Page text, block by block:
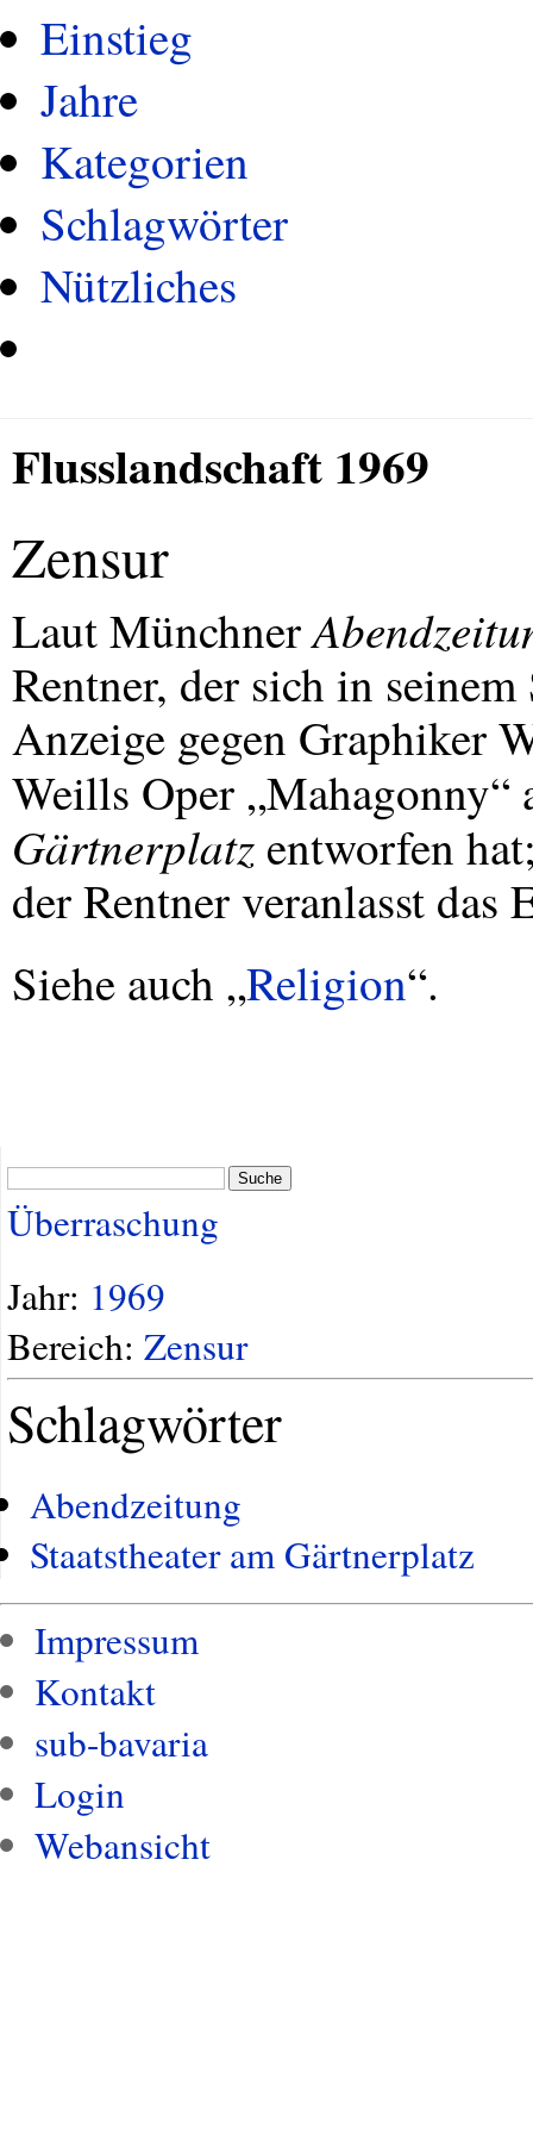
Einstieg
Jahre
Kategorien
Schlagwörter
Nützliches
Flusslandschaft 1969
Zensur
Laut Münchner
Rentner, der sich in
Anzeige gegen Graphiker
Weills Oper „Mahagonny“
Gärtnerplatz entworfen
der Rentner veranlasst das
Siehe auch „Religion“.
Suche
Überraschung
Jahr: 1969
Bereich: Zensur
Schlagwörter
Abendzeitung
Staatstheater am Gärtnerplatz
Impressum
Kontakt
sub-bavaria
Login
Webansicht